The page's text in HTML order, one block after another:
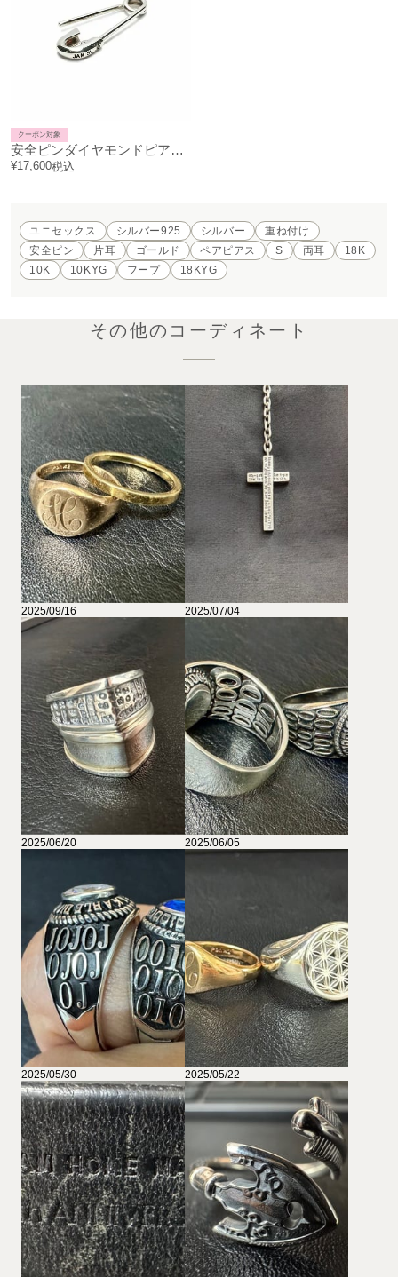
安全ピンダイヤモンドピアスS-シルバー（燻加工）/片耳
クーポン対象
¥17,600税込
ユニセックス シルバー925 シルバー
重ね付け
安全ピン
片耳 ゴールド ペアピアス S 両耳
18K
10K
10KYG フープ 18KYG
その他のコーディネート
2025/09/16 2025/07/04
2025/06/20 2025/06/05
2025/05/30 2025/05/22